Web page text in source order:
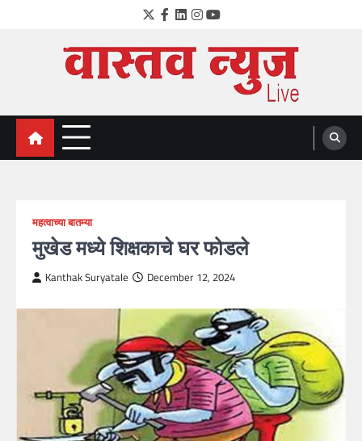
Twitter
Facebook
LinkedIn
Instagram
YouTube
VastavNEWSLive.com
a leading NEWS portal of Maharahstra
महत्वाच्या बातम्या
मुखेड मध्ये शिक्षकाचे घर फोडले
Kanthak Suryatale December 12, 2024